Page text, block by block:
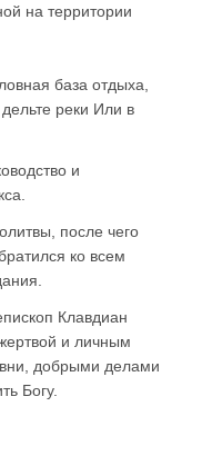
на территории
база отдыха,
реки Или в
и
после чего
ко всем
Клавдиан
и личным
добрыми делами
Богу.